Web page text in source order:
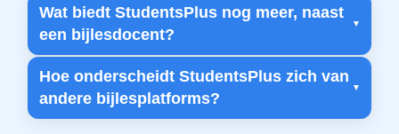
Wat biedt StudentsPlus nog meer, naast
een bijlesdocent?
Hoe onderscheidt StudentsPlus zich van
andere bijlesplatforms?